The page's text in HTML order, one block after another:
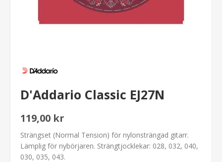
D'Addario Classic EJ27N
119,00 kr
Strängset (Normal Tension) för nylonsträngad gitarr.
Lämplig för nybörjaren. Strängtjocklekar: 028, 032, 040,
030, 035, 043.